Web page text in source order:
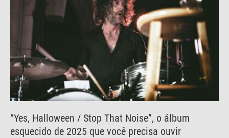
“Yes, Halloween / Stop That Noise”, o álbum
esquecido de 2025 que você precisa ouvir